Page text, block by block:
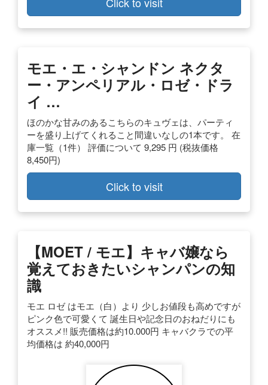
モエ・エ・シャンドン ネクタ
ー・アンペリアル・ロゼ・ドラ
イ …
ほのかな甘みのあるこちらのキュヴェは、パーティ
ーを盛り上げてくれること間違いなしの1本です。 在
庫一覧（1件） 評価について 9,295 円 (税抜価格
8,450円)
Click to visit
【MOET / モエ】キャバ嬢なら
覚えておきたいシャンパンの知
識
モエ ロゼ はモエ（白）より 少しお値段も高めですが
ピンク色で可愛くて 誕生日や記念日のおねだりにも
オススメ!! 販売価格は約10.000円 キャバクラでの平
均価格は 約40,000円